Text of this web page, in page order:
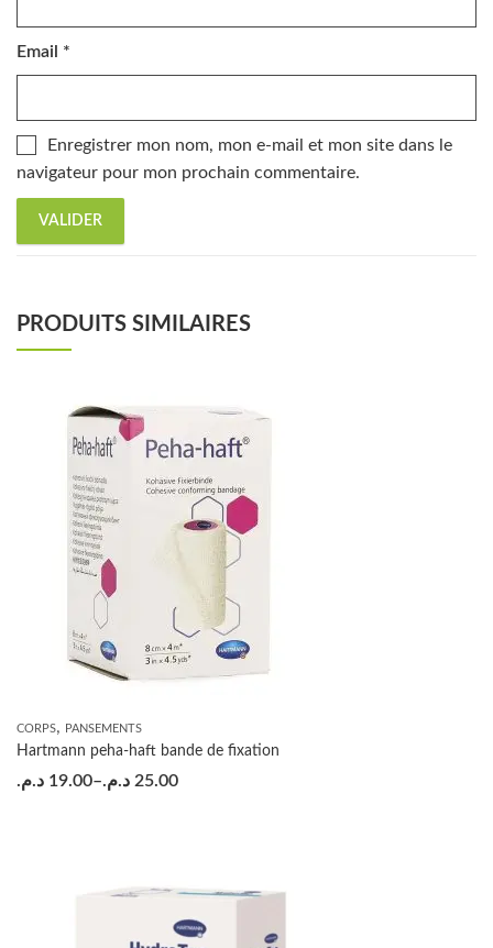
Email *
Enregistrer mon nom, mon e-mail et mon site dans le
navigateur pour mon prochain commentaire.
PRODUITS SIMILAIRES
CORPS, PANSEMENTS
Hartmann peha-haft bande de fixation
19.00 د.م. – 25.00 د.م.